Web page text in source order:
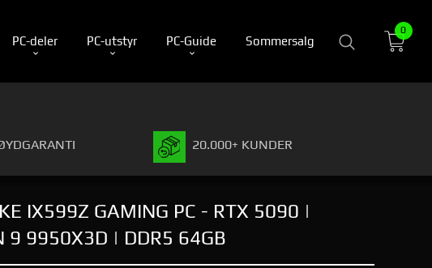
PC-deler PC-utstyr PC-Guide Sommersalg
0
20.000+ KUNDER
IX599Z GAMING PC - RTX 5090 |
9 9950X3D | DDR5 64GB